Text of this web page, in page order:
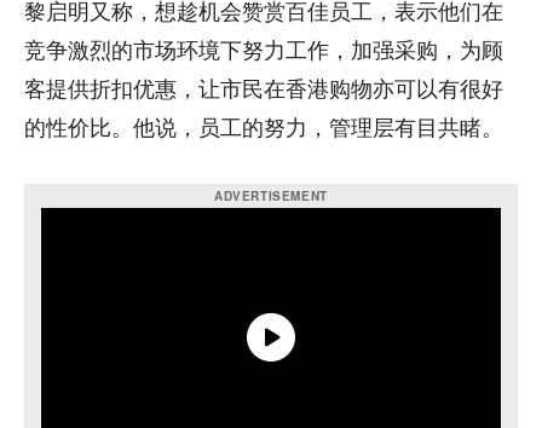
黎启明又称，想趁机会赞赏百佳员工，表示他们在
竞争激烈的市场环境下努力工作，加强采购，为顾
客提供折扣优惠，让市民在香港购物亦可以有很好
的性价比。他说，员工的努力，管理层有目共睹。